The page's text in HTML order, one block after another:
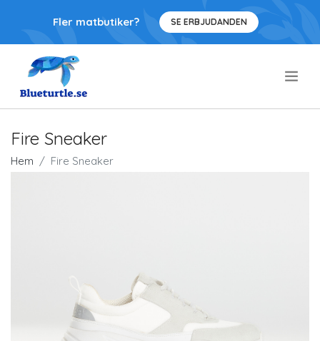
Fler matbutiker? SE ERBJUDANDEN
Fire Sneaker
Hem Fire Sneaker